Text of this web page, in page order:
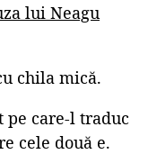
lui Neagu
chila mică.
care-l traduc
cele două e.